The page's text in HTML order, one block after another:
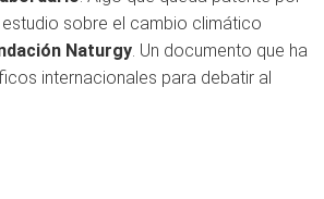
sobre el cambio climático
Naturgy. Un documento que ha
internacionales para debatir al